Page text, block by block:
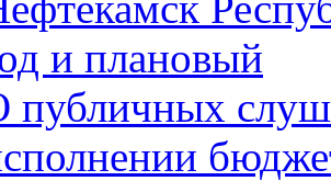
и плановый
публичных